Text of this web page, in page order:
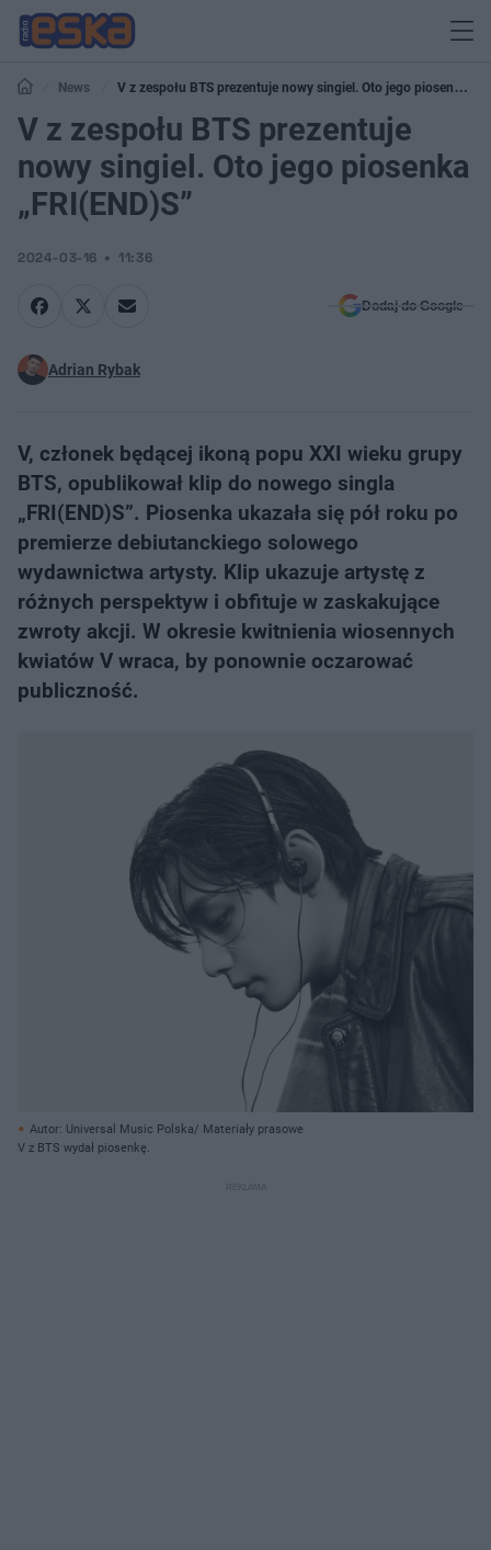
News
V z zespołu BTS prezentuje nowy singiel. Oto jego piosenka
„FRI(END)S”
V z zespołu BTS prezentuje
nowy singiel. Oto jego piosenka
„FRI(END)S”
2024-03-16 11:36
Dodaj do Google
Adrian Rybak
V, członek będącej ikoną popu XXI wieku grupy
BTS, opublikował klip do nowego singla
„FRI(END)S”. Piosenka ukazała się pół roku po
premierze debiutanckiego solowego
wydawnictwa artysty. Klip ukazuje artystę z
różnych perspektyw i obfituje w zaskakujące
zwroty akcji. W okresie kwitnienia wiosennych
kwiatów V wraca, by ponownie oczarować
publiczność.
Autor: Universal Music Polska/ Materiały prasowe
V z BTS wydał piosenkę.